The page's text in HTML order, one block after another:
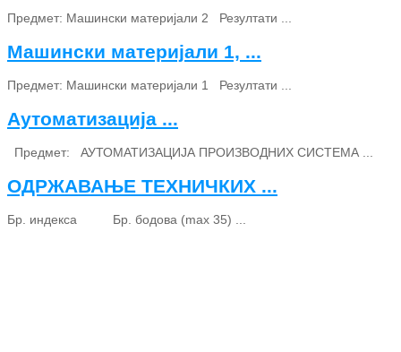
Предмет: Машински материјали 2 Резултати ...
Машински материјали 1, ...
Предмет: Машински материјали 1 Резултати ...
Аутоматизација ...
Предмет: АУТОМАТИЗАЦИЈА ПРОИЗВОДНИХ СИСТЕМА ...
ОДРЖАВАЊЕ ТЕХНИЧКИХ ...
Бр. индекса Бр. бодова (max 35) ...